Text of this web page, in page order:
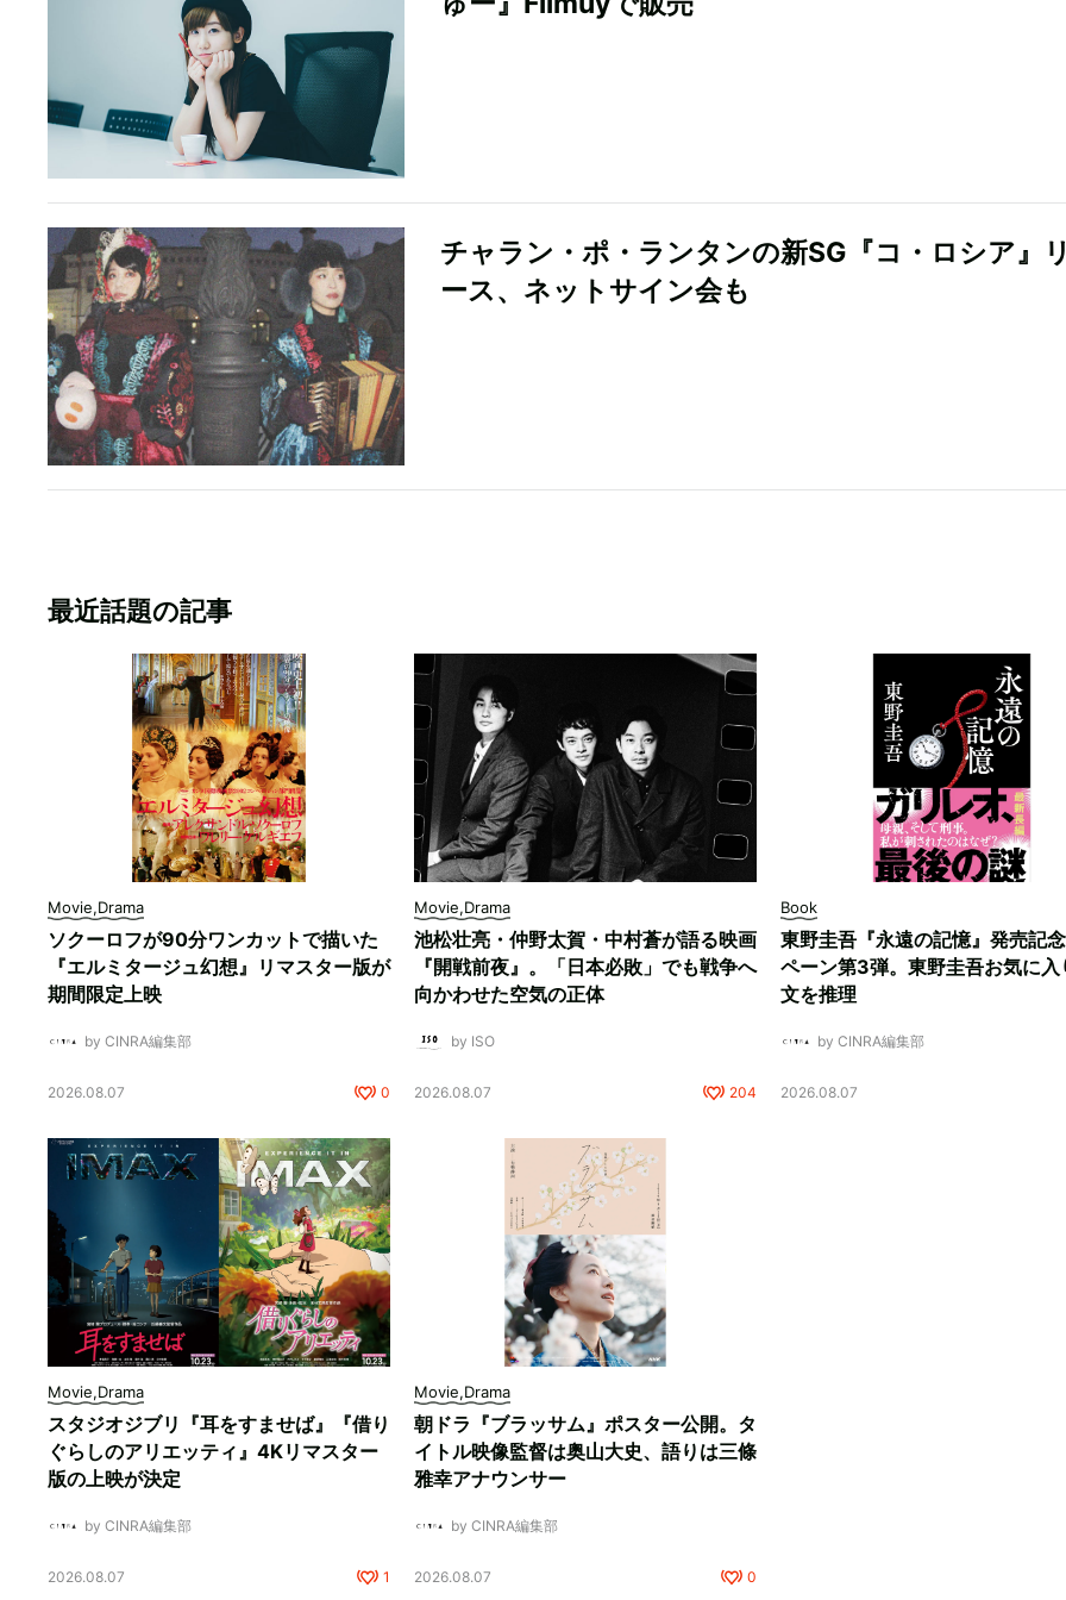
チャラン・ポ・ランタンの新SG『コ・ロシア』
ース、ネットサイン会も
最近話題の記事
Movie,Drama
ソクーロフが90分ワンカットで描いた
『エルミタージュ幻想』リマスター版が
期間限定上映
by CINRA編集部
2026.08.07 0
Movie,Drama
池松壮亮・仲野太賀・中村蒼が語る映画
『開戦前夜』。「日本必敗」でも戦争へ
向かわせた空気の正体
by ISO
2026.08.07 204
Book
東野圭吾『永遠の記憶』発売記
ペーン第3弾。東野圭吾お気に入
文を推理
by CINRA編集部
2026.08.07
Movie,Drama
スタジオジブリ『耳をすませば』『借り
ぐらしのアリエッティ』4Kリマスター
版の上映が決定
by CINRA編集部
2026.08.07 1
Movie,Drama
朝ドラ『ブラッサム』ポスター公開。タ
イトル映像監督は奥山大史、語りは三條
雅幸アナウンサー
by CINRA編集部
2026.08.07 0